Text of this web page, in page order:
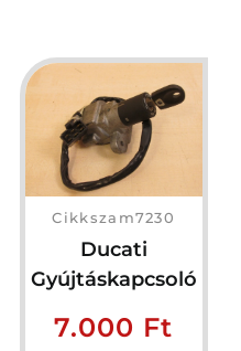
Cikkszam7230
Ducati
Gyújtáskapcsoló
7.000 Ft